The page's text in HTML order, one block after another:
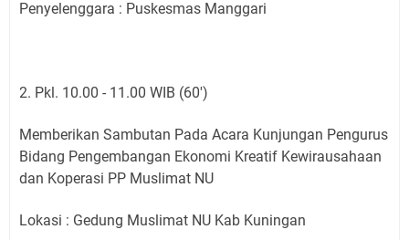
Penyelenggara : Puskesmas Manggari
2. Pkl. 10.00 - 11.00 WIB (60')
Memberikan Sambutan Pada Acara Kunjungan Pengurus
Bidang Pengembangan Ekonomi Kreatif Kewirausahaan
dan Koperasi PP Muslimat NU
Lokasi : Gedung Muslimat NU Kab Kuningan